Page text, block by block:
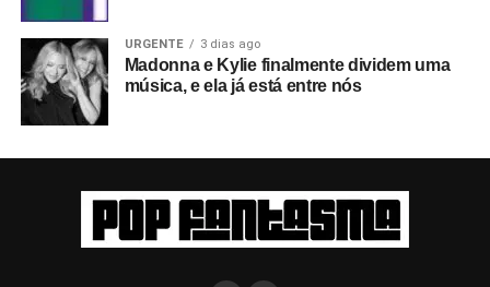
URGENTE 3 dias ago
Madonna e Kylie finalmente dividem uma
música, e ela já está entre nós